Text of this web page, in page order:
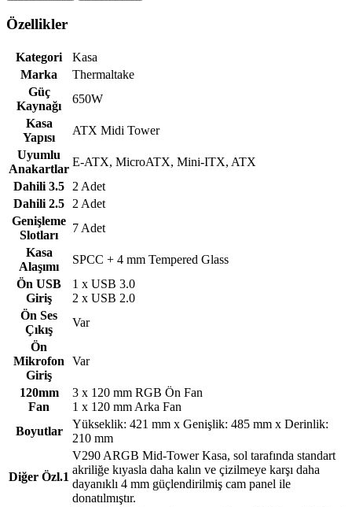
Özellikler
Kategori
Kasa
Marka
Thermaltake
Güç
Kaynağı
650W
Kasa
Yapısı
ATX Midi Tower
Uyumlu
Anakartlar
E-ATX, MicroATX, Mini-ITX, ATX
Dahili 3.5
2 Adet
Dahili 2.5
2 Adet
Genişleme
Slotları
7 Adet
Kasa
Alaşımı
SPCC + 4 mm Tempered Glass
Ön USB
Giriş
1 x USB 3.0
2 x USB 2.0
Ön Ses
Çıkış
Var
Ön
Mikrofon
Giriş
Var
120mm
Fan
3 x 120 mm RGB Ön Fan
1 x 120 mm Arka Fan
Boyutlar
Yükseklik: 421 mm x Genişlik: 485 mm x Derinlik:
210 mm
Diğer Özl.1
V290 ARGB Mid-Tower Kasa, sol tarafında standart
akriliğe kıyasla daha kalın ve çizilmeye karşı daha
dayanıklı 4 mm güçlendirilmiş cam panel ile
donatılmıştır.